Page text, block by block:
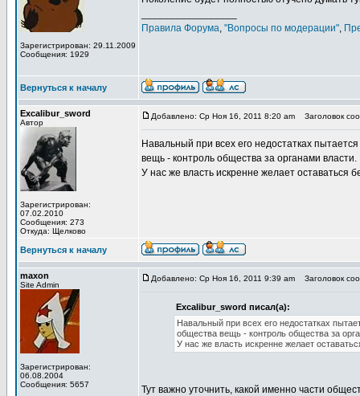
Зарегистрирован: 29.11.2009
Сообщения: 1929
Правила Форума, "Вопросы по модерации",
Вернуться к началу
Excalibur_sword
Автор
Зарегистрирован:
07.02.2010
Сообщения: 273
Откуда: Щелково
Добавлено: Ср Ноя 16, 2011 8:20 am Заголовок
Навальный при всех его недостатках
вещь - контроль общества за органами власти.
У нас же власть искренне желает оставаться
Вернуться к началу
maxon
Site Admin
Зарегистрирован:
06.08.2004
Сообщения: 5657
Добавлено: Ср Ноя 16, 2011 9:39 am Заголовок
Excalibur_sword писал(а):
Навальный при всех его недостатках
общества вещь - контроль общества за
У нас же власть искренне желает
Тут важно уточнить, какой именно части